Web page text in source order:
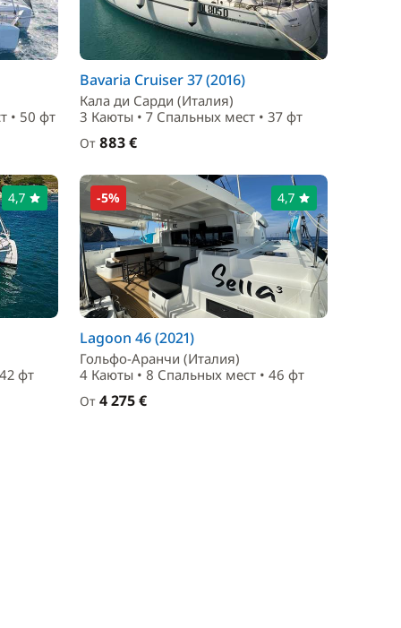
• 50 фт
Bavaria Cruiser 37 (2016)
Кала ди Сарди (Италия)
3 Каюты • 7 Спальныx мест • 37 фт
От 883 €
4,7
фт
-5% 4,7
Lagoon 46 (2021)
Гольфо-Аранчи (Италия)
4 Каюты • 8 Спальныx мест • 46 фт
От 4 275 €